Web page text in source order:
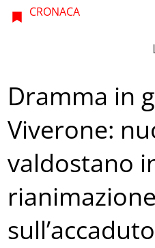
CRONACA
Dramma in
Viverone:
valdostano
sull’accaduto